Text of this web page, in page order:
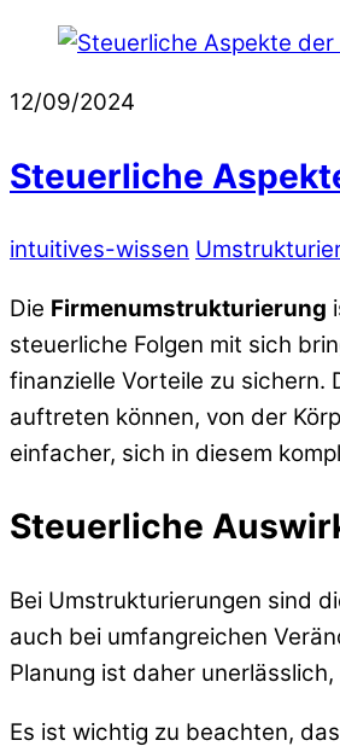
12/09/2024
Steuerliche
intuitives-wissen
Die Firmenumstrukturierung
steuerliche Folgen mit sich
finanzielle Vorteile zu
auftreten können, von der
einfacher, sich in diesem
Steuerliche
Bei Umstrukturierungen sind
auch bei umfangreichen
Planung ist daher
Es ist wichtig zu beachten,